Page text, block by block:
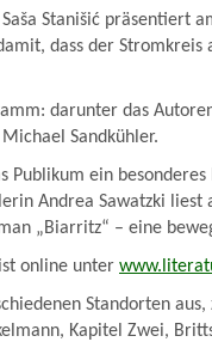
Stanišić präsentiert
dass der
darunter das
Sandkühler.
Publikum ein
Andrea Sawatzki
„Biarritz“ – eine
online unter
Standorten
Kapitel Zwei,